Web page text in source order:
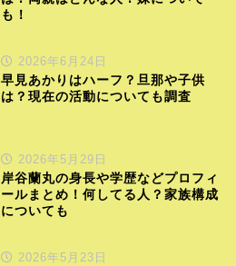
も！
2026年6月24日
早見あかりはハーフ？旦那や子供
は？現在の活動についても調査
2026年5月29日
岸谷蘭丸の身長や学歴などプロフィ
ールまとめ！何してる人？家族構成
についても
2026年5月23日